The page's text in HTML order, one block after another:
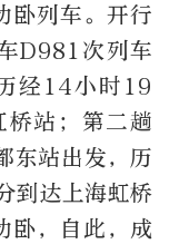
卧列车。开行
D981次列车
经14小时19
站；第二趟
东站出发，历
到达上海虹桥
卧，自此，成